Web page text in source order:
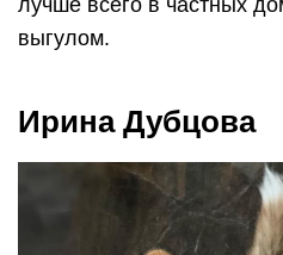
лучше всего в частных
выгулом.
Ирина Дубцова